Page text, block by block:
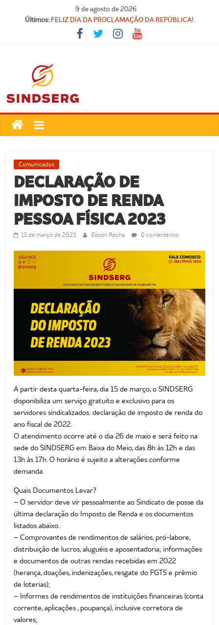
9 de agosto de 2026
Últimos:
SINDICATO FORTE, VOCÊ FORTE!
FELIZ DIA DA PROCLAMAÇÃO DA REPÚBLICA!
Parabéns, Convocados!
SindSerg
Guamaré
Sindicato
dos
Servidores
Públicos
Municipais
Guamaré
Comunicados
DECLARAÇÃO DE
IMPOSTO DE RENDA
PESSOA FÍSICA 2023
13 de março de 2023 Edson Rocha 0 comentários
A partir desta quarta-feira, dia 15 de março, o SINDSERG
disponibiliza um serviço gratuito e exclusivo para os
servidores sindicalizados: declaração de imposto de renda do
ano fiscal de 2022.
O atendimento ocorre até o dia 26 de maio e será feito na
sede do SINDSERG em Baixa do Meio, das 8h às 12h e das
13h às 17h. O horário é sujeito a alterações conforme
demanda.
Quais Documentos Levar?
– O servidor deve vir pessoalmente ao Sindicato de posse da
última declaração do Imposto de Renda e os documentos
listados abaixo.
– Comprovantes de rendimentos de salários, pró-labore,
distribuição de lucros, aluguéis e aposentadoria; informações
e documentos de outras rendas recebidas em 2022
(herança, doações, indenizações, resgate do FGTS e prêmio
de loterias);
– Informes de rendimentos de instituições financeiras (conta
corrente, aplicações , poupança), inclusive corretora de
valores;